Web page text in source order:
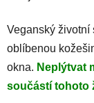
Veganský životní
oblíbenou
okna. Neplýtvat
součástí tohoto